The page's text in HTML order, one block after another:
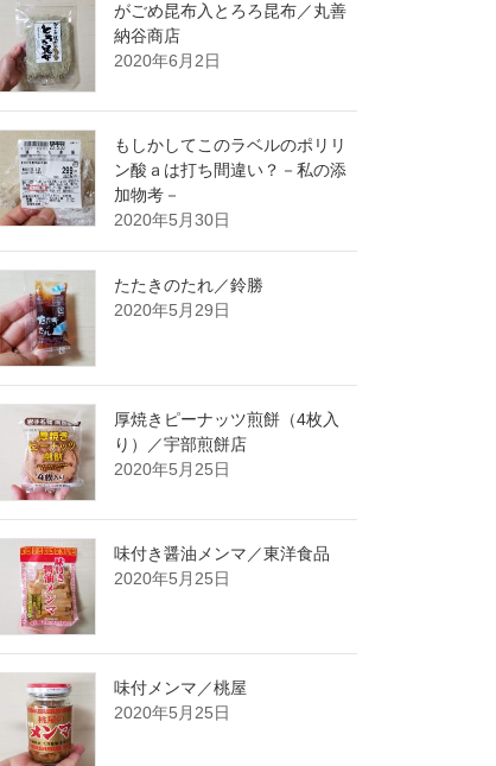
がごめ昆布入とろろ昆布／丸善
納谷商店
2020年6月2日
もしかしてこのラベルのポリリ
ン酸ａは打ち間違い？－私の添
加物考－
2020年5月30日
たたきのたれ／鈴勝
2020年5月29日
厚焼きピーナッツ煎餅（4枚入
り）／宇部煎餅店
2020年5月25日
味付き醤油メンマ／東洋食品
2020年5月25日
味付メンマ／桃屋
2020年5月25日